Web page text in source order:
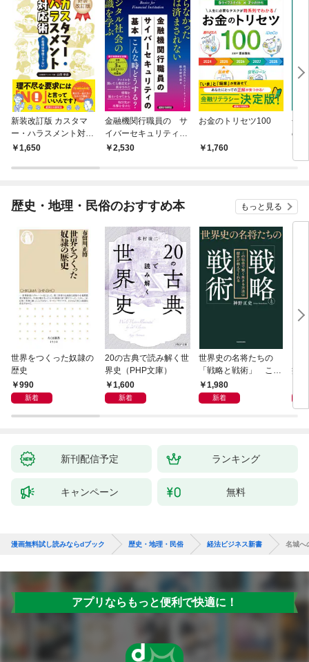
新装改訂版 カスタマ
ー・ハラスメント対応
術1,650
金融機関行職員の サ
イバーセキュリティの
基本2,530
お金のトリセツ100
1,760
金
の
歴史・地理・民俗のおすすめ本 もっと見る
世界をつくった奴隷の
歴史
990
新着
20の古典で読み解く世
界史（PHP文庫）
1,600
新着
世界史の名将たちの
「戦略と戦術」 この
社会で賢く生きる方法
は歴史が教えてくれる
1,980
新着
痛
新刊配信予定 ランキング
キャンペーン 無料
漫画無料試し読みならdブック 歴史・地理・民俗 経法ビジネス新書 名城へ
アプリならもっと便利で快適に！